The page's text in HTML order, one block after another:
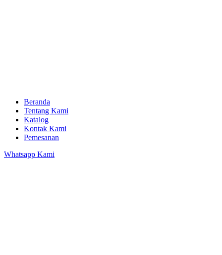
Beranda
Tentang Kami
Katalog
Kontak Kami
Pemesanan
Whatsapp Kami